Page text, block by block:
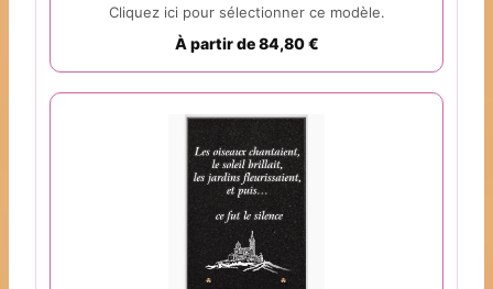
Cliquez ici pour sélectionner ce modèle.
À partir de 84,80 €